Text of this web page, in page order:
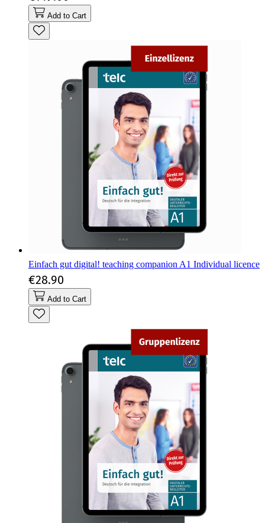
Add to Cart
Einfach gut digital! teaching companion A1 Individual licence
€28.90
Add to Cart